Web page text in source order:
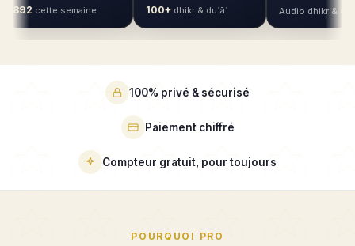
cette semaine dhikr & duʿāʾ Audio dhikr & duʿāʾ
100% privé & sécurisé
Paiement chiffré
Compteur gratuit, pour toujours
POURQUOI PRO